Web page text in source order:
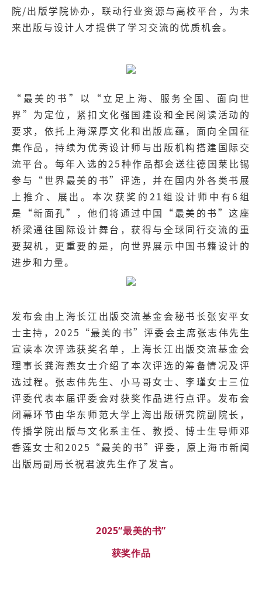
院/出版学院协办，联动行业资源与高校平台，为未
来出版与设计人才提供了学习交流的优质机会。
“最美的书”以“立足上海、服务全国、面向世
界”为定位，紧扣文化强国建设和全民阅读活动的
要求，依托上海深厚文化和出版底蕴，面向全国征
集作品，持续为优秀设计师与出版机构搭建国际交
流平台。每年入选的25种作品都会送往德国莱比锡
参与“世界最美的书”评选，并在国内外各类书展
上推介、展出。本次获奖的21组设计师中有6组
是“新面孔”，他们将通过中国“最美的书”这座
桥梁通往国际设计舞台，获得与全球同行交流的重
要契机，更重要的是，向世界展示中国书籍设计的
进步和力量。
发布会由上海长江出版交流基金会秘书长张安平女
士主持，2025“最美的书”评委会主席张志伟先生
宣读本次评选获奖名单，上海长江出版交流基金会
理事长龚海燕女士介绍了本次评选的筹备情况及评
选过程。张志伟先生、小马哥女士、李瑾女士三位
评委代表本届评委会对获奖作品进行点评。发布会
闭幕环节由华东师范大学上海出版研究院副院长，
传播学院出版与文化系主任、教授、博士生导师邓
香莲女士和2025“最美的书”评委，原上海市新闻
出版局副局长祝君波先生作了发言。
2025“最美的书”
获奖作品